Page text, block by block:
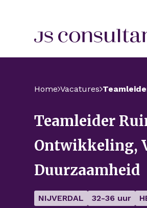
Home Vacatures
Teamleider
Ontwikkeling,
Duurzaamheid
NIJVERDAL 32-36 uur